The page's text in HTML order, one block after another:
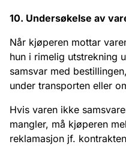
10. Undersøkelse av
Når kjøperen mottar
hun i rimelig utstrekning
samsvar med
under transporten eller
Hvis varen ikke
mangler, må kjøperen
reklamasjon jf.